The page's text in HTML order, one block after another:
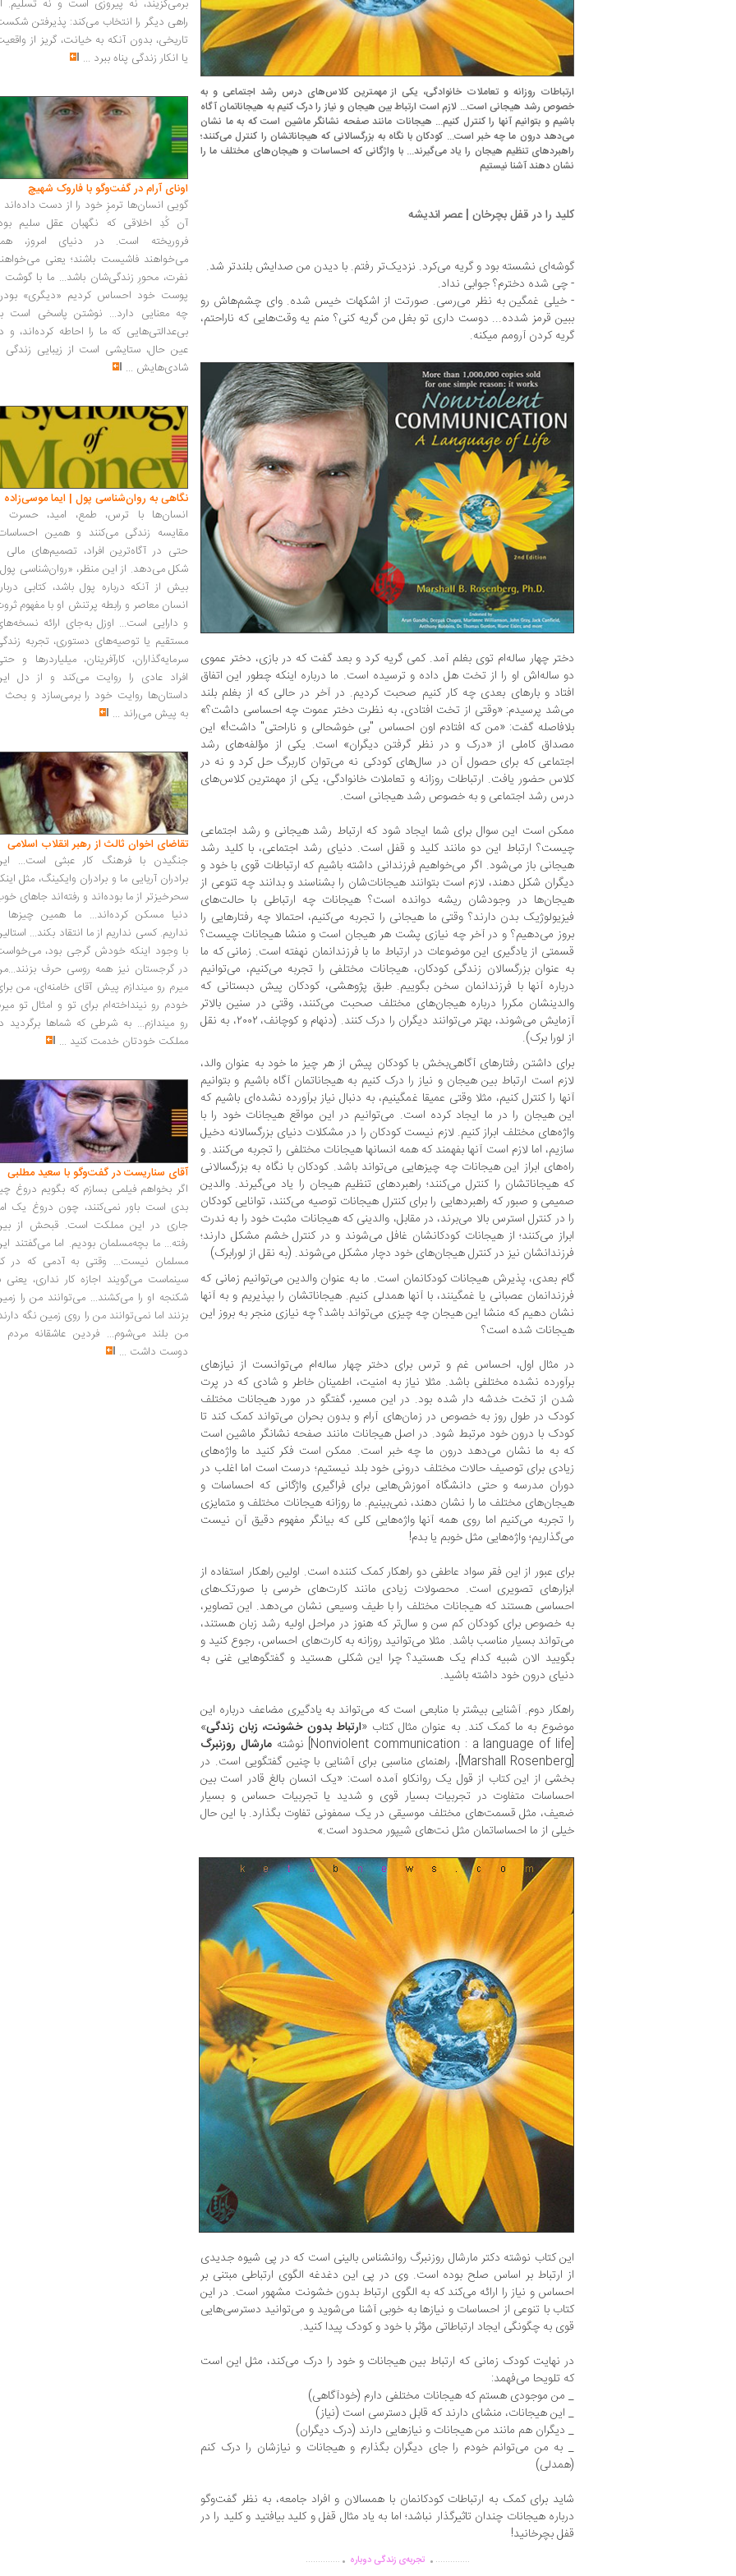
ارتباطات روزانه و تعاملات خانوادگی، یکی از مهمترین کلاس‌های درس رشد اجتماعی و به
خصوص رشد هیجانی است... لازم است ارتباط بین هیجان و نیاز را درک کنیم به هیجاناتمان آگاه
باشیم و بتوانیم آنها را کنترل کنیم... هیجانات مانند صفحه نشانگر ماشین است که به ما نشان
می‌دهد درون ما چه خبر است... کودکان با نگاه به بزرگسالانی که هیجاناتشان را کنترل می‌کنند؛
راهبردهای تنظیم هیجان را یاد می‌گیرند... با واژگانی که احساسات و هیجان‌های مختلف ما را
نشان دهند آشنا نیستیم
کلید را در قفل بچرخان | عصر اندیشه
گوشه‌ای نشسته بود و گریه می‌کرد. نزدیک‌تر رفتم. با دیدن من صدایش بلندتر شد.
- چی شده دخترم؟ جوابی نداد.
- خیلی غمگین به نظر می‌رسی. صورتت از اشکهات خیس شده. وای چشم‌هاش رو
ببین قرمز شدده... دوست داری تو بغل من گریه کنی؟ منم یه وقت‌هایی که ناراحتم،
گریه کردن آرومم میکنه.
دختر چهار ساله‌ام توی بغلم آمد. کمی گریه کرد و بعد گفت که در بازی، دختر عموی
دو ساله‌اش او را از تخت هل داده و ترسیده است. ما درباره اینکه چطور این اتفاق
افتاد و بارهای بعدی چه کار کنیم صحبت کردیم. در آخر در حالی که از بغلم بلند
می‌شد پرسیدم: «وقتی از تخت افتادی، به نظرت دختر عموت چه احساسی داشت؟»
بلافاصله گفت: «من که افتادم اون احساس "بی خوشحالی و ناراحتی" داشت!» این
مصداق کاملی از «درک و در نظر گرفتن دیگران» است. یکی از مؤلفه‌های رشد
اجتماعی که برای حصول آن در سال‌های کودکی نه می‌توان کاربرگ حل کرد و نه در
کلاس حضور یافت. ارتباطات روزانه و تعاملات خانوادگی، یکی از مهمترین کلاس‌های
درس رشد اجتماعی و به خصوص رشد هیجانی است.
ممکن است این سوال برای شما ایجاد شود که ارتباط رشد هیجانی و رشد اجتماعی
چیست؟ ارتباط این دو مانند کلید و قفل است. دنیای رشد اجتماعی، با کلید رشد
هیجانی باز می‌شود. اگر می‌خواهیم فرزندانی داشته باشیم که ارتباطات قوی با خود و
دیگران شکل دهند، لازم است بتوانند هیجانات‌شان را بشناسند و بدانند چه تنوعی از
هیجان‌ها در وجودشان ریشه دوانده است؟ هیجانات چه ارتباطی با حالت‌های
فیزیولوژیک بدن دارند؟ وقتی ما هیجانی را تجربه می‌کنیم، احتمالا چه رفتارهایی را
بروز می‌دهیم؟ و در آخر چه نیازی پشت هر هیجان است و منشا هیجانات چیست؟
قسمتی از یادگیری این موضوعات در ارتباط ما با فرزندانمان نهفته است. زمانی که ما
به عنوان بزرگسالان زندگی کودکان، هیجانات مختلفی را تجربه می‌کنیم، می‌توانیم
درباره آنها با فرزندانمان سخن بگوییم. طبق پژوهشی، کودکان پیش دبستانی که
والدینشان مکررا درباره هیجان‌های مختلف صحبت می‌کنند، وقتی در سنین بالاتر
آزمایش می‌شوند، بهتر می‌توانند دیگران را درک کنند. (دنهام و کوچانف، ۲۰۰۲، به نقل
از لورا برک).
برای داشتن رفتارهای آگاهی‌بخش‌ با کودکان پیش از هر چیز ما خود به عنوان والد،
لازم است ارتباط بین هیجان و نیاز را درک کنیم به هیجاناتمان آگاه باشیم و بتوانیم
آنها را کنترل کنیم، مثلا وقتی عمیقا غمگینیم، به دنبال نیاز برآورده نشده‌ای باشیم که
این هیجان را در ما ایجاد کرده است. می‌توانیم در این مواقع هیجانات خود را با
واژه‌های مختلف ابراز کنیم. لازم نیست کودکان را در مشکلات دنیای بزرگسالانه دخیل
سازیم، اما لازم است آنها بفهمند که همه انسانها هیجانات مختلفی را تجربه می‌کنند. و
راه‌های ابراز این هیجانات چه چیزهایی می‌تواند باشد. کودکان با نگاه به بزرگسالانی
که هیجاناتشان را کنترل می‌کنند؛ راهبردهای تنظیم هیجان را یاد می‌گیرند. والدین
صمیمی و صبور که راهبردهایی را برای کنترل هیجانات توصیه می‌کنند، توانایی کودکان
را در کنترل استرس بالا می‌برند، در مقابل، والدینی که هیجانات مثبت خود را به ندرت
ابراز می‌کنند؛ از هیجانات کودکانشان غافل می‌شوند و در کنترل خشم مشکل دارند؛
فرزندانشان نیز در کنترل هیجان‌های خود دچار مشکل می‌شوند. (به نقل از لورابرک)
گام بعدی، پذیرش هیجانات کودکانمان است. ما به عنوان والدین می‌توانیم زمانی که
فرزندانمان عصبانی یا غمگینند، با آنها همدلی کنیم. هیجاناتشان را بپذیریم و به آنها
نشان دهیم که منشا این هیجان چه چیزی می‌تواند باشد؟ چه نیازی منجر به بروز این
هیجانات شده است؟
در مثال اول، احساس غم و ترس برای دختر چهار ساله‌ام می‌توانست از نیازهای
برآورده نشده مختلفی باشد. مثلا نیاز به امنیت، اطمینان خاطر و شادی که در پرت
شدن از تخت خدشه دار شده بود. در این مسیر، گفتگو در مورد هیجانات مختلف
کودک در طول روز به خصوص در زمان‌های آرام و بدون بحران می‌تواند کمک کند تا
کودک با درون خود مرتبط شود. در اصل هیجانات مانند صفحه نشانگر ماشین است
که به ما نشان می‌دهد درون ما چه خبر است. ممکن است فکر کنید ما واژه‌های
زیادی برای توصیف حالات مختلف درونی خود بلد نیستیم؛ درست است اما اغلب در
دوران مدرسه و حتی دانشگاه آموزش‌هایی برای فراگیری واژگانی که احساسات و
هیجان‌های مختلف ما را نشان دهند، نمی‌بینیم. ما روزانه هیجانات مختلف و متمایزی
را تجربه می‌کنیم اما روی همه آنها واژه‌هایی کلی که بیانگر مفهوم دقیق آن نیست
می‌گذاریم؛ واژه‌هایی مثل خوبم یا بدم!
برای عبور از این فقر سواد عاطفی دو راهکار کمک کننده است. اولین راهکار استفاده از
ابزار‌های تصویری است. محصولات زیادی مانند کارت‌های خرسی با صورتک‌های
احساسی هستند که هیجانات مختلف را با طیف وسیعی نشان می‌دهد. این تصاویر،
به خصوص برای کودکان کم سن و سال‌تر که هنوز در مراحل اولیه رشد زبان هستند،
می‌تواند بسیار مناسب باشد. مثلا می‌توانید روزانه به کارت‌های احساس، رجوع کنید و
بگویید الان شبیه کدام یک هستید؟ چرا این شکلی هستید و گفتگوهایی غنی به
دنیای درون خود داشته باشید.
راهکار دوم. آشنایی بیشتر با منابعی است که می‌تواند به یادگیری مضاعف درباره این
موضوع به ما کمک کند. به عنوان مثال کتاب «ارتباط بدون خشونت، زبان زندگی»
[‎Nonviolent communication : a language of life] نوشته
مارشال روزنبرگ
[Marshall Rosenberg]، راهنمای مناسبی برای آشنایی با چنین گفتگویی است. در
بخشی از این کتاب از قول یک روانکاو آمده است: «یک انسان بالغ قادر است بین
احساسات متفاوت در تجربیات بسیار قوی و شدید یا تجربیات حساس و بسیار
ضعیف، مثل قسمت‌های مختلف موسیقی در یک سمفونی تفاوت بگذارد. با این حال
خیلی از ما احساساتمان مثل نت‌های شیپور محدود است.»
این کتاب نوشته دکتر مارشال روزنبرگ روانشناس بالینی است که در پی شیوه جدیدی
از ارتباط بر اساس صلح بوده است. وی در پی این دغدغه الگوی ارتباطی مبتنی بر
احساس و نیاز را ارائه می‌کند که به الگوی ارتباط بدون خشونت مشهور است. در این
کتاب با تنوعی از احساسات و نیازها به خوبی آشنا می‌شوید و می‌توانید دسترسی‌هایی
قوی به چگونگی ایجاد ارتباطاتی مؤثر با خود و کودک پیدا کنید.
در نهایت کودک زمانی که ارتباط بین هیجانات و خود را درک می‌کند، مثل این است
که تلویحا می‌فهمد:
_ من موجودی هستم که هیجانات مختلفی دارم (خودآگاهی)
_ این هیجانات، منشای دارند که قابل دسترسی است (نیاز)
_ دیگران هم مانند من هیجانات و نیاز‌هایی دارند (درک دیگران)
_ به من می‌توانم خودم را جای دیگران بگذارم و هیجانات و نیازشان را درک کنم
(همدلی)
شاید برای کمک به ارتباطات کودکانمان با همسالان و افراد جامعه، به نظر گفت‌وگو
درباره هیجانات چندان تاثیرگذار نباشد؛ اما به یاد مثال قفل و کلید بیافتید و کلید را در
قفل بچرخانید!
.............. . تجربه‌ی زندگی دوباره . ..............
برمی‌گزیند، نه پیروزی است و نه تسلیم.
راهی دیگر را انتخاب می‌کند: پذیرفتن
تاریخی، بدون آنکه به خیانت، گریز از
یا انکار زندگی پناه ببرد ...
اونای آرام در گفت‌وگو با فاروک شهیچ‭
گویی انسان‌ها ترمزِ خود را از دست داده‌اند
آن کُدِ اخلاقی که نگهبان عقل سلیم
فروریخته است. در دنیای امروز،
می‌خواهند فاشیست باشند؛ یعنی
نفرت، محورِ زندگی‌شان باشد... ما با گوشت
پوست خود احساس کردیم «دیگری»
چه معنایی دارد... نوشتن پاسخی است
بی‌عدالتی‌هایی که ما را احاطه کرده‌اند، و
عین حال، ستایشی است از زیبایی زندگی
شادی‌هایش ...
نگاهی به روان‌شناسی پول | ایما موسی‌زاده
انسان‌ها با ترس، طمع، امید، حسرت
مقایسه زندگی می‌کنند و همین
حتی در آگاه‌ترین افراد، تصمیم‌های مالی
شکل می‌دهد. از این منظر، «روان‌شناسی
بیش از آنکه درباره پول باشد، کتابی
انسان معاصر و رابطه پرتنش او با مفهوم
و دارایی است... اوزل به‌جای ارائه
مستقیم یا توصیه‌های دستوری، تجربه
سرمایه‌گذاران، کارآفرینان، میلیاردرها و
افراد عادی را روایت می‌کند و از دل
داستان‌ها روایت خود را برمی‌سازد و بحث
به پیش می‌راند ...
تقاضای اخوان ثالث از رهبر انقلاب اسلامی
جنگیدن با فرهنگ کار عبثی است...
برادران آریایی ما و برادران وایکینگ، مثل
سحرخیزتر از ما بوده‌اند و رفته‌اند جاهای
دنیا مسکن کرده‌اند... ما همین چیزها
نداریم. کسی نداریم از ما انتقاد بکند...
با وجود اینکه خودش گرجی بود،
در گرجستان نیز همه روسی حرف
میرم رو میندازم پیش آقای خامنه‌ای، من
خودم رو نینداخته‌ام برای تو و امثال تو
رو میندازم... به شرطی که شماها برگردید
مملکت خودتان خدمت کنید ...
آقای سناریست در گفت‌وگو با سعید مطلبی
اگر بخواهم فیلمی بسازم که بگویم دروغ
بدی است باور نمی‌کنند، چون دروغ یک
جاری در این مملکت است. قبحش از
رفته... ما بچه‌مسلمان بودیم. اما می‌گفتند
مسلمان نیست... وقتی به آدمی که در
سینماست می‌گویند اجازه کار نداری، یعنی
شکنجه او را می‌کشند... می‌توانند من را
بزنند اما نمی‌توانند من را روی زمین نگه
من بلند می‌شوم... فردین عاشقانه مردم
دوست داشت ...